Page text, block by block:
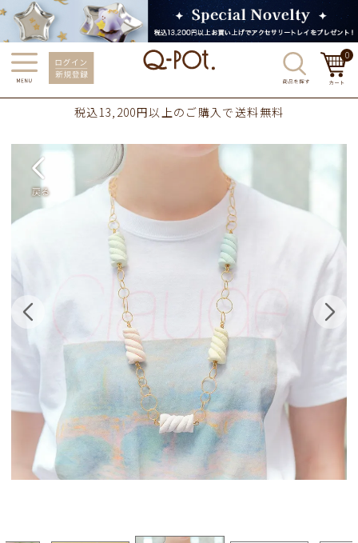
0
税込13,200円以上のご購入で送料無料